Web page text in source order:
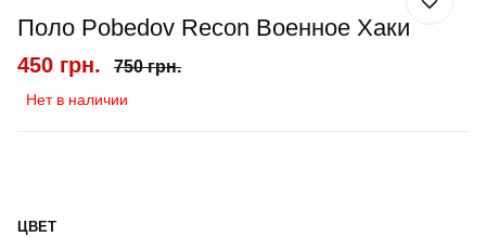
Поло Pobedov Recon Военное Хаки
450 грн. 750 грн.
Нет в наличии
ЦВЕТ